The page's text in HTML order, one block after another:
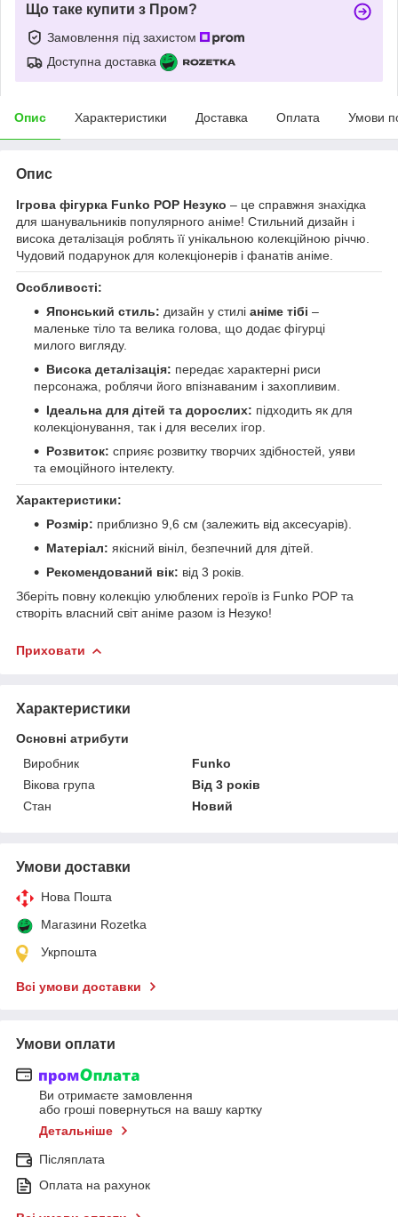
Що таке купити з Пром?
Замовлення під захистом
Доступна доставка
Опис Характеристики Доставка Оплата Умови
Опис
Ігрова фігурка Funko POP Незуко – це справжня знахідка
для шанувальників популярного аніме! Стильний дизайн і
висока деталізація роблять її унікальною колекційною річчю.
Чудовий подарунок для колекціонерів і фанатів аніме.
Особливості:
Японський стиль: дизайн у стилі аніме тібі –
маленьке тіло та велика голова, що додає фігурці
милого вигляду.
Висока деталізація: передає характерні риси
персонажа, роблячи його впізнаваним і захопливим.
Ідеальна для дітей та дорослих: підходить як для
колекціонування, так і для веселих ігор.
Розвиток: сприяє розвитку творчих здібностей, уяви
та емоційного інтелекту.
Характеристики:
Розмір: приблизно 9,6 см (залежить від аксесуарів).
Матеріал: якісний вініл, безпечний для дітей.
Рекомендований вік: від 3 років.
Зберіть повну колекцію улюблених героїв із Funko POP та
створіть власний світ аніме разом із Незуко!
Приховати
Характеристики
Основні атрибути
Виробник
Funko
Вікова група
Від 3 років
Стан
Новий
Умови доставки
Нова Пошта
Магазини Rozetka
Укрпошта
Всі умови доставки
Умови оплати
Ви отримаєте замовлення
або гроші повернуться на вашу картку
Детальніше
Післяплата
Оплата на рахунок